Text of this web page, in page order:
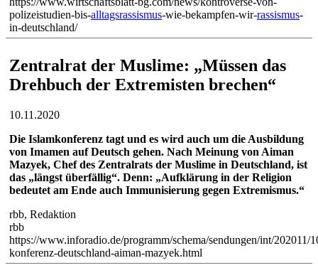
polizeistudien-bis-alltagsrassismus-wie-bekampfen-wir-rassismus-
in-deutschland/
Zentralrat der Muslime: „Müssen das
Drehbuch der Extremisten brechen“
10.11.2020
Die Islamkonferenz tagt und es wird auch um die Ausbildung
von Imamen auf Deutsch gehen. Nach Meinung von Aiman
Mazyek, Chef des Zentralrats der Muslime in Deutschland, ist
das „längst überfällig“. Denn: „Aufklärung in der Religion
bedeutet am Ende auch Immunisierung gegen Extremismus.“
rbb, Redaktion
rbb
https://www.inforadio.de/programm/schema/sendungen/int/202011/
konferenz-deutschland-aiman-mazyek.html